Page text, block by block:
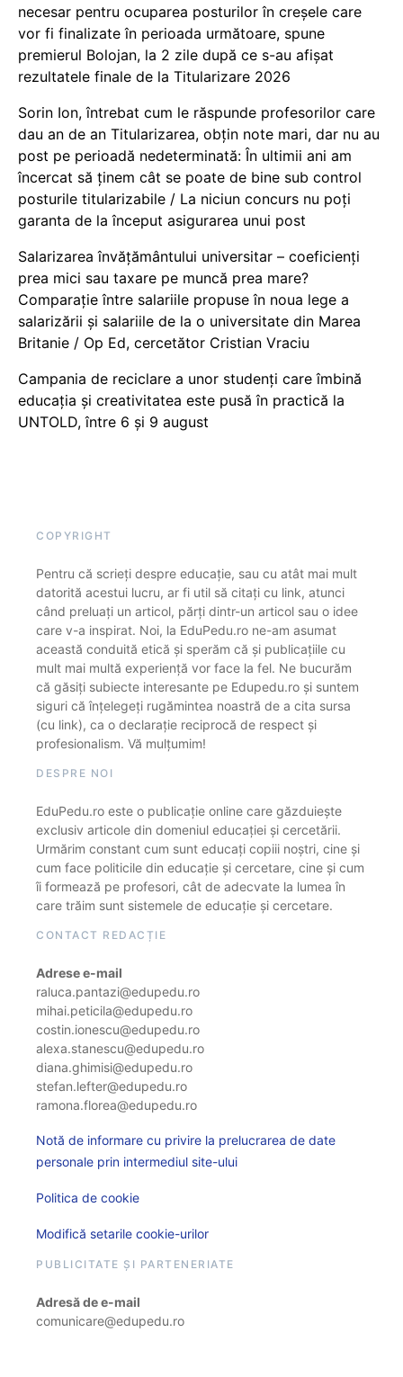
necesar pentru ocuparea posturilor în creșele care
vor fi finalizate în perioada următoare, spune
premierul Bolojan, la 2 zile după ce s-au afișat
rezultatele finale de la Titularizare 2026
Sorin Ion, întrebat cum le răspunde profesorilor care
dau an de an Titularizarea, obțin note mari, dar nu au
post pe perioadă nedeterminată: În ultimii ani am
încercat să ținem cât se poate de bine sub control
posturile titularizabile / La niciun concurs nu poți
garanta de la început asigurarea unui post
Salarizarea învățământului universitar – coeficienți
prea mici sau taxare pe muncă prea mare?
Comparație între salariile propuse în noua lege a
salarizării și salariile de la o universitate din Marea
Britanie / Op Ed, cercetător Cristian Vraciu
Campania de reciclare a unor studenți care îmbină
educația și creativitatea este pusă în practică la
UNTOLD, între 6 și 9 august
COPYRIGHT
Pentru că scrieți despre educație, sau cu atât mai mult
datorită acestui lucru, ar fi util să citați cu link, atunci
când preluați un articol, părți dintr-un articol sau o idee
care v-a inspirat. Noi, la EduPedu.ro ne-am asumat
această conduită etică și sperăm că și publicațiile cu
mult mai multă experiență vor face la fel. Ne bucurăm
că găsiți subiecte interesante pe Edupedu.ro și suntem
siguri că înțelegeți rugămintea noastră de a cita sursa
(cu link), ca o declarație reciprocă de respect și
profesionalism. Vă mulțumim!
DESPRE NOI
EduPedu.ro este o publicație online care găzduiește
exclusiv articole din domeniul educației și cercetării.
Urmărim constant cum sunt educați copiii noștri, cine și
cum face politicile din educație și cercetare, cine și cum
îi formează pe profesori, cât de adecvate la lumea în
care trăim sunt sistemele de educație și cercetare.
CONTACT REDACȚIE
Adrese e-mail
raluca.pantazi@edupedu.ro
mihai.peticila@edupedu.ro
costin.ionescu@edupedu.ro
alexa.stanescu@edupedu.ro
diana.ghimisi@edupedu.ro
stefan.lefter@edupedu.ro
ramona.florea@edupedu.ro
Notă de informare cu privire la prelucrarea de date
personale prin intermediul site-ului
Politica de cookie
Modifică setarile cookie-urilor
PUBLICITATE ȘI PARTENERIATE
Adresă de e-mail
comunicare@edupedu.ro